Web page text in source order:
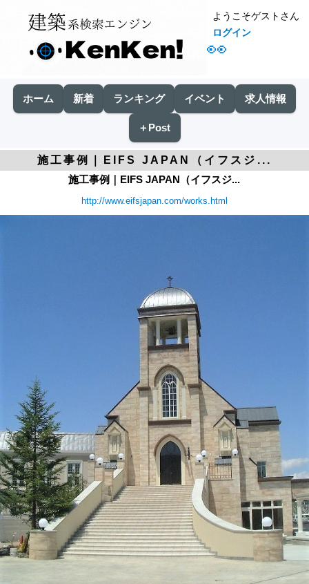
👀
ようこそゲストさん
ログイン
ホーム 新着 ランキング イベント 求人情報
＋Post
施工事例｜EIFS JAPAN（イフスジ...
施工事例｜EIFS JAPAN（イフスジ...
http://www.eifsjapan.com/works.html